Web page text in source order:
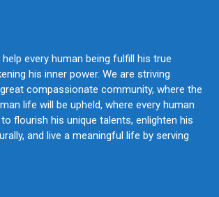
every human being fulfill his true
his inner power. We are striving
compassionate community, where the
life will be upheld, where every human
flourish his unique talents, enlighten his
and live a meaningful life by serving